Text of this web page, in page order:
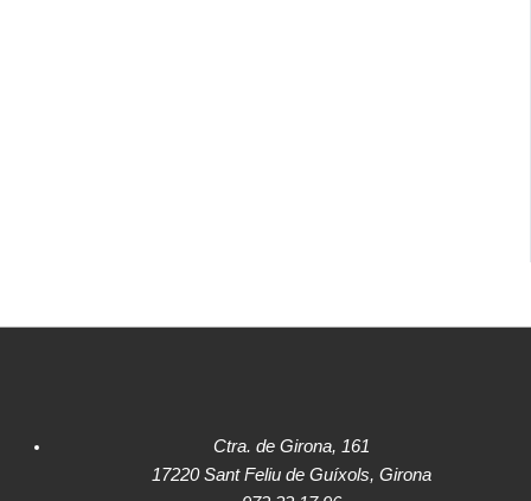
Ctra. de Girona, 161
17220 Sant Feliu de Guíxols, Girona